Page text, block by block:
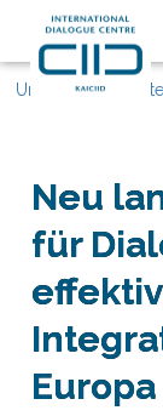
Unsere
Neu
für
Europa